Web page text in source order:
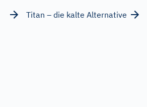
Titan – die kalte Alternative